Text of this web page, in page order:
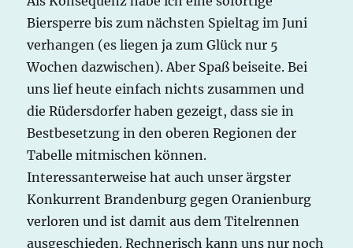
Biersperre bis zum nächsten Spieltag im Juni
verhangen (es liegen ja zum Glück nur 5
Wochen dazwischen). Aber Spaß beiseite. Bei
uns lief heute einfach nichts zusammen und
die Rüdersdorfer haben gezeigt, dass sie in
Bestbesetzung in den oberen Regionen der
Tabelle mitmischen können.
Interessanterweise hat auch unser ärgster
Konkurrent Brandenburg gegen Oranienburg
verloren und ist damit aus dem Titelrennen
ausgeschieden. Rechnerisch kann uns nur noch